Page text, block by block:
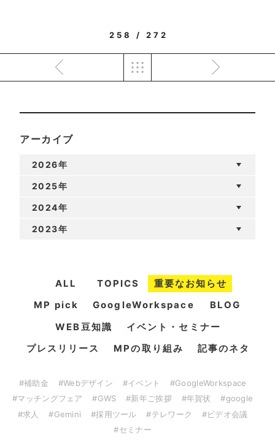
258 / 272
アーカイブ
2026年
2025年
2024年
2023年
ALL TOPICS
重要なお知らせ
MP pick
GoogleWorkspace
BLOG
WEB豆知識
イベント・セミナー
プレスリリース
MPの取り組み 記事のネタ
#補助金 #Webデザイン #イベント
#GoogleWorkspace
#マッチングフェア
#GWS #新年ご挨拶 #年賀状
#google
#求人
#Gemini #採用ツール #テレワーク
#ビデオ会議
#セミナー